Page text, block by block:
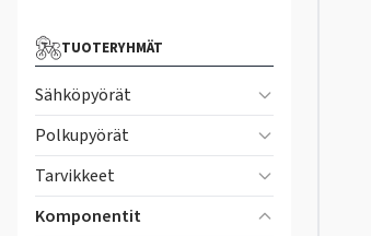
TUOTERYHMÄT
Sähköpyörät
Polkupyörät
Tarvikkeet
Komponentit